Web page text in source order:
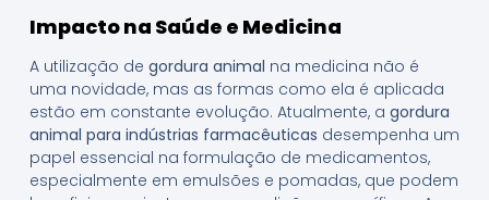
Impacto na Saúde e Medicina
A utilização de gordura animal na medicina não é
uma novidade, mas as formas como ela é aplicada
estão em constante evolução. Atualmente, a gordura
animal para indústrias farmacêuticas desempenha um
papel essencial na formulação de medicamentos,
especialmente em emulsões e pomadas, que podem